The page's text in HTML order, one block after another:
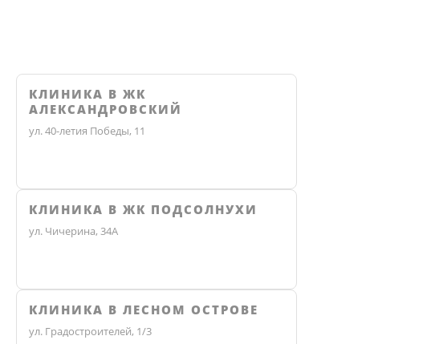
КЛИНИКА В ЖК
АЛЕКСАНДРОВСКИЙ
ул. 40-летия Победы, 11
КЛИНИКА В ЖК ПОДСОЛНУХИ
ул. Чичерина, 34А
КЛИНИКА В ЛЕСНОМ ОСТРОВЕ
ул. Градостроителей, 1/3